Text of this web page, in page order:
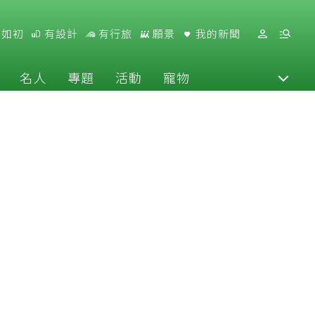
初 有設計 有行旅 願景 我的新聞
名人 專題 活動 寵物